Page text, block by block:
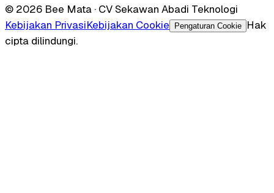
© 2026 Bee Mata · CV Sekawan Abadi Teknologi
Kebijakan PrivasiKebijakan Cookie Pengaturan Cookie
Hak
cipta dilindungi.